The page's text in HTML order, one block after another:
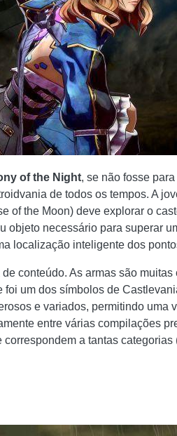
of the Night, se não fosse
de todos os tempos. A
of the Moon) deve explorar o
objeto necessário para superar
localização inteligente dos
conteúdo. As armas são
um dos símbolos de
e variados, permitindo
entre várias compilações
a tantas